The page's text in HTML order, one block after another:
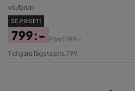
vit/brun
SE PRISET!
Pris
799:-
Original
Förr1 199:-
Tidigare lägsta pris 799:-